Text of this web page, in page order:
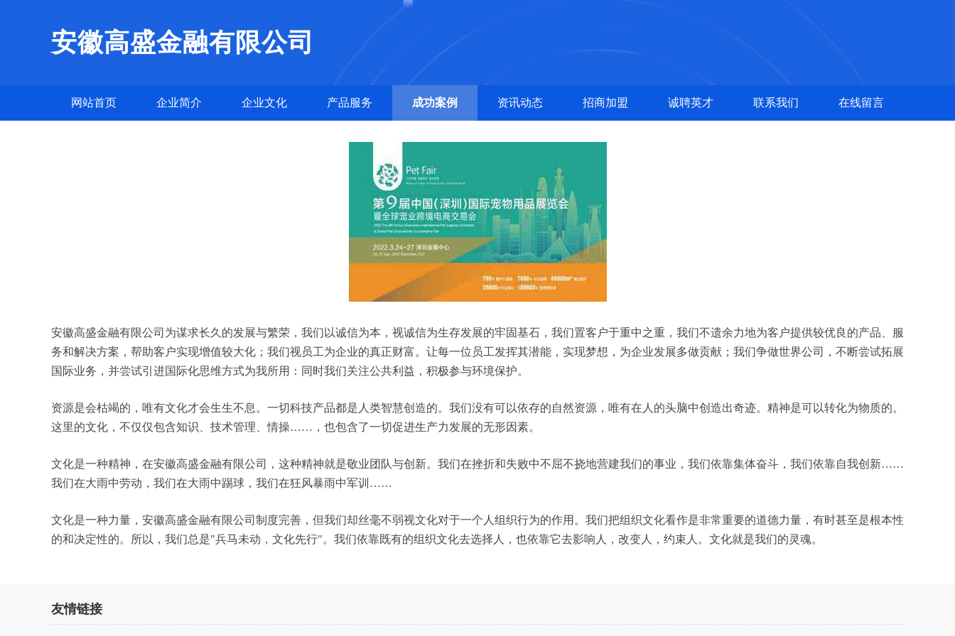
安徽高盛金融有限公司
网站首页 企业简介 企业文化 产品服务 成功案例 资讯动态 招商加盟 诚聘英才 联系我们 在线留言
安徽高盛金融有限公司为谋求长久的发展与繁荣，我们以诚信为本，视诚信为生存发展的牢固基石，我们置客户于重中之重，我们不遗余力地为客户提供较优良的产品、服
务和解决方案，帮助客户实现增值较大化；我们视员工为企业的真正财富。让每一位员工发挥其潜能，实现梦想，为企业发展多做贡献；我们争做世界公司，不断尝试拓展
国际业务，并尝试引进国际化思维方式为我所用：同时我们关注公共利益，积极参与环境保护。
资源是会枯竭的，唯有文化才会生生不息。一切科技产品都是人类智慧创造的。我们没有可以依存的自然资源，唯有在人的头脑中创造出奇迹。精神是可以转化为物质的。
这里的文化，不仅仅包含知识、技术管理、情操……，也包含了一切促进生产力发展的无形因素。
文化是一种精神，在安徽高盛金融有限公司，这种精神就是敬业团队与创新。我们在挫折和失败中不屈不挠地营建我们的事业，我们依靠集体奋斗，我们依靠自我创新……
我们在大雨中劳动，我们在大雨中踢球，我们在狂风暴雨中军训……
文化是一种力量，安徽高盛金融有限公司制度完善，但我们却丝毫不弱视文化对于一个人组织行为的作用。我们把组织文化看作是非常重要的道德力量，有时甚至是根本性
的和决定性的。所以，我们总是"兵马未动，文化先行"。我们依靠既有的组织文化去选择人，也依靠它去影响人，改变人，约束人。文化就是我们的灵魂。
友情链接